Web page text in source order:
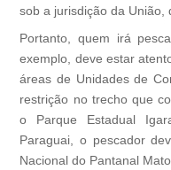
sob a jurisdição da União,
Portanto, quem irá
exemplo, deve estar
áreas de Unidades de
restrição no trecho que
o Parque Estadual
Paraguai, o pescador
Nacional do Pantanal